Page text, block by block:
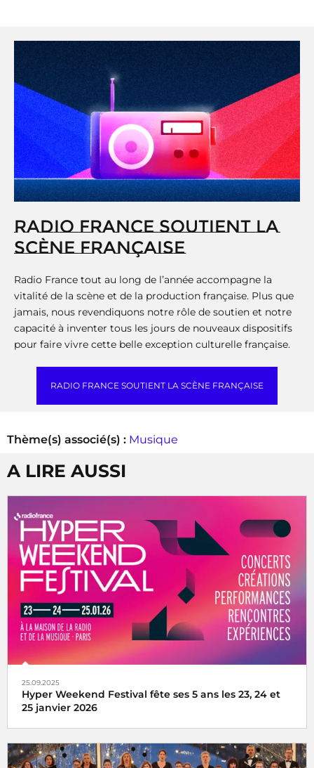
RADIO FRANCE SOUTIENT LA
SCÈNE FRANÇAISE
Radio France tout au long de l’année accompagne la
vitalité de la scène et de la production française. Plus que
jamais, nous revendiquons notre rôle de soutien et notre
capacité à inventer tous les jours de nouveaux dispositifs
pour faire vivre cette belle exception culturelle française.
RADIO FRANCE SOUTIENT LA SCÈNE FRANÇAISE
Thème(s) associé(s) : Musique
A LIRE AUSSI
25.09.2025
Hyper Weekend Festival fête ses 5 ans les 23, 24 et
25 janvier 2026